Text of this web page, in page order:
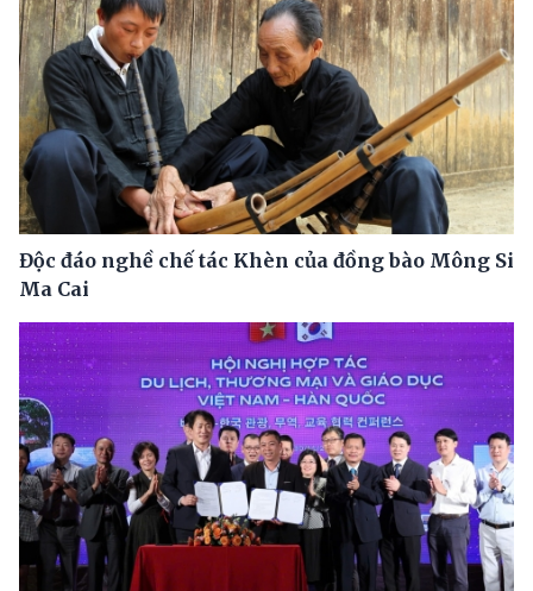
Độc đáo nghề chế tác Khèn của đồng bào Mông Si
Ma Cai